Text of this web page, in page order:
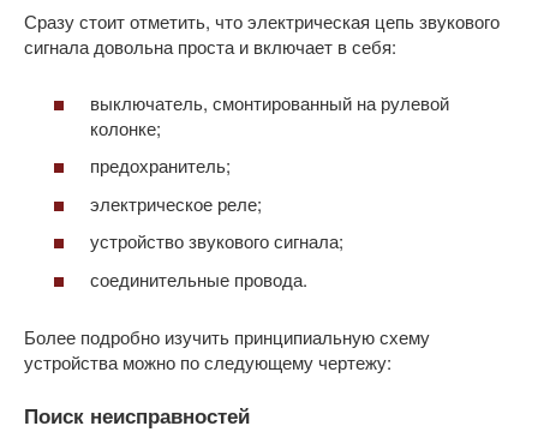
Сразу стоит отметить, что электрическая цепь звукового
сигнала довольна проста и включает в себя:
выключатель, смонтированный на рулевой
колонке;
предохранитель;
электрическое реле;
устройство звукового сигнала;
соединительные провода.
Более подробно изучить принципиальную схему
устройства можно по следующему чертежу:
Поиск неисправностей